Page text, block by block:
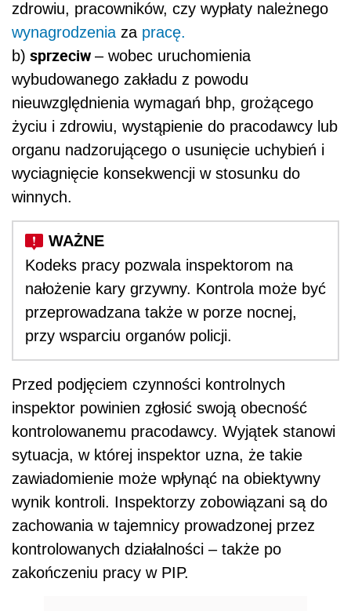
zdrowiu, pracowników, czy wypłaty należnego
wynagrodzenia za pracę.
b) sprzeciw – wobec uruchomienia
wybudowanego zakładu z powodu
nieuwzględnienia wymagań bhp, grożącego
życiu i zdrowiu, wystąpienie do pracodawcy lub
organu nadzorującego o usunięcie uchybień i
wyciagnięcie konsekwencji w stosunku do
winnych.
Kodeks pracy pozwala inspektorom na
nałożenie kary grzywny. Kontrola może być
przeprowadzana także w porze nocnej,
przy wsparciu organów policji.
Przed podjęciem czynności kontrolnych
inspektor powinien zgłosić swoją obecność
kontrolowanemu pracodawcy. Wyjątek stanowi
sytuacja, w której inspektor uzna, że takie
zawiadomienie może wpłynąć na obiektywny
wynik kontroli. Inspektorzy zobowiązani są do
zachowania w tajemnicy prowadzonej przez
kontrolowanych działalności – także po
zakończeniu pracy w PIP.